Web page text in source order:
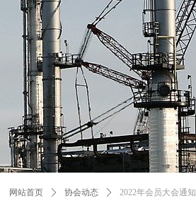
网站首页 ꄲ 协会动态 ꄲ 2022年会员大会通知